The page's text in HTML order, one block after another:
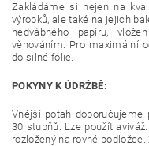
Zakládáme si nejen na
výrobků, ale také na jejich
hedvábného papíru,
věnováním. Pro maximální
do silné fólie.
POKYNY K ÚDRŽBĚ:
Vnější potah
30 stupňů. Lze použít
rozložený na rovné